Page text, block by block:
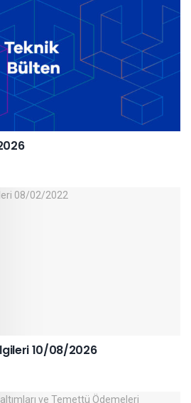
10/08/2026